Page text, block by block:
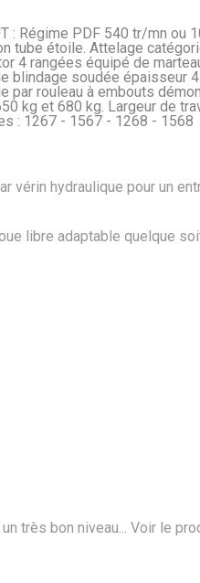
vérin hydraulique pour un
libre adaptable quelque
: Régime PDF 540 tr/mn ou
tube étoile. Attelage
4 rangées équipé de
blindage soudée épaisseur
par rouleau à embouts
kg et 680 kg. Largeur de
: 1267 - 1567 - 1268 - 1568
très bon niveau... Voir le